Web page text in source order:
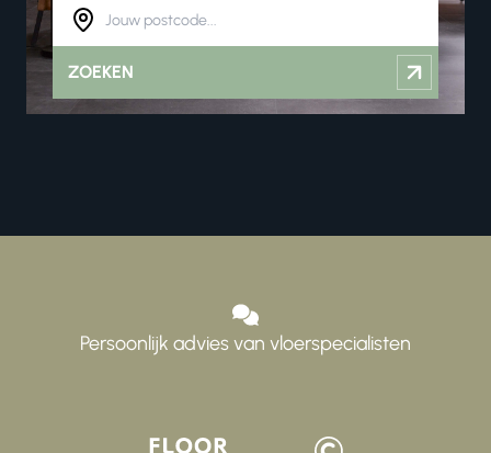
ZOEKEN
Persoonlijk advies van vloerspecialisten